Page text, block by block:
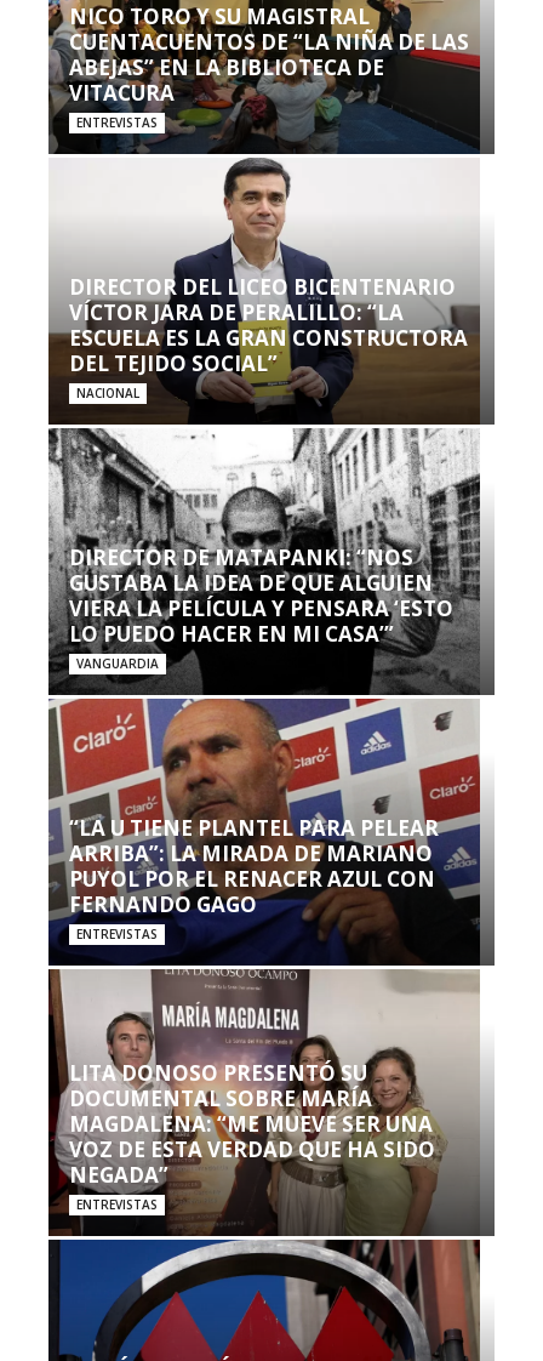
NICO TORO Y SU MAGISTRAL
CUENTACUENTOS DE “LA NIÑA DE LAS
ABEJAS” EN LA BIBLIOTECA DE
VITACURA
ENTREVISTAS
DIRECTOR DEL LICEO BICENTENARIO
VÍCTOR JARA DE PERALILLO: “LA
ESCUELA ES LA GRAN CONSTRUCTORA
DEL TEJIDO SOCIAL”
NACIONAL
DIRECTOR DE MATAPANKI: “NOS
GUSTABA LA IDEA DE QUE ALGUIEN
VIERA LA PELÍCULA Y PENSARA ‘ESTO
LO PUEDO HACER EN MI CASA’”
VANGUARDIA
“LA U TIENE PLANTEL PARA PELEAR
ARRIBA”: LA MIRADA DE MARIANO
PUYOL POR EL RENACER AZUL CON
FERNANDO GAGO
ENTREVISTAS
LITA DONOSO PRESENTÓ SU
DOCUMENTAL SOBRE MARÍA
MAGDALENA: “ME MUEVE SER UNA
VOZ DE ESTA VERDAD QUE HA SIDO
NEGADA”
ENTREVISTAS